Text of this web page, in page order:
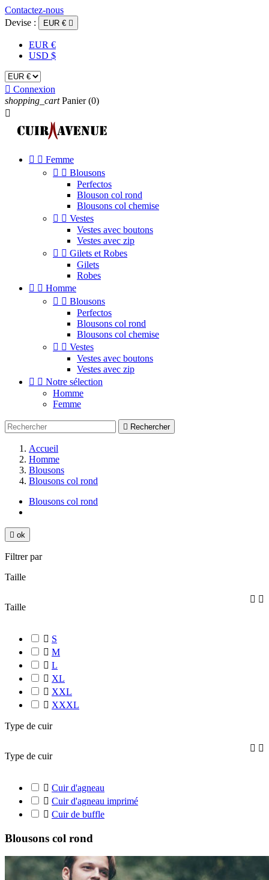
Contactez-nous
Devise :
EUR € 
EUR €
USD $
 Connexion
shopping_cart Panier (0)

  Femme
  Blousons
Perfectos
Blouson col rond
Blousons col chemise
  Vestes
Vestes avec boutons
Vestes avec zip
  Gilets et Robes
Gilets
Robes
  Homme
  Blousons
Perfectos
Blousons col rond
Blousons col chemise
  Vestes
Vestes avec boutons
Vestes avec zip
  Notre sélection
Homme
Femme
 Rechercher
Accueil
Homme
Blousons
Blousons col rond
Blousons col rond
 ok
Filtrer par
Taille
Taille
 
 S
 M
 L
 XL
 XXL
 XXXL
Type de cuir
Type de cuir
 
 Cuir d'agneau
 Cuir d'agneau imprimé
 Cuir de buffle
Blousons col rond